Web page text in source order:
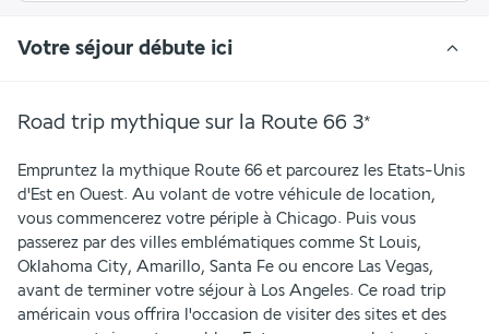
Votre séjour débute ici
Road trip mythique sur la Route 66 3*
Empruntez la mythique Route 66 et parcourez les Etats-Unis
d'Est en Ouest. Au volant de votre véhicule de location,
vous commencerez votre périple à Chicago. Puis vous
passerez par des villes emblématiques comme St Louis,
Oklahoma City, Amarillo, Santa Fe ou encore Las Vegas,
avant de terminer votre séjour à Los Angeles. Ce road trip
américain vous offrira l'occasion de visiter des sites et des